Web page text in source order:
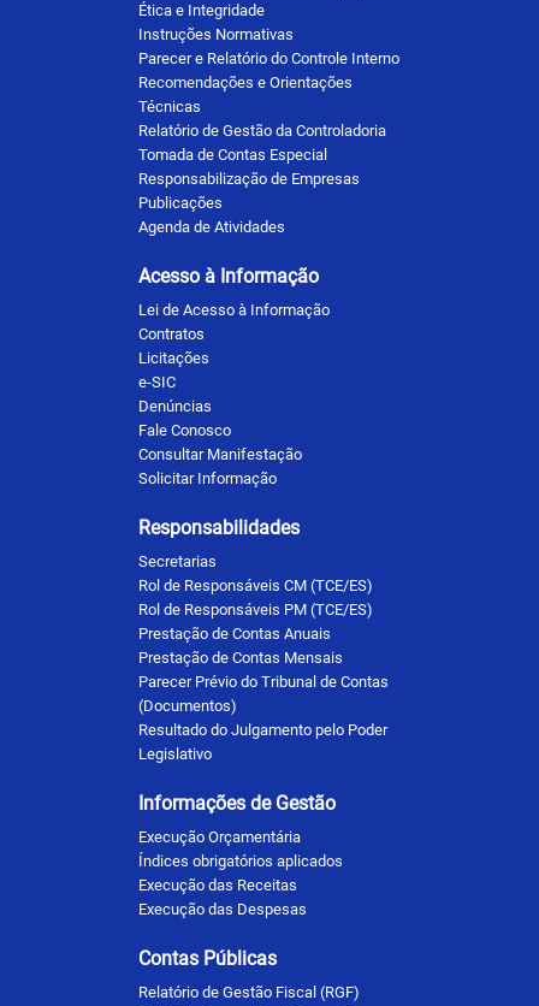
Ética e Integridade
Instruções Normativas
Parecer e Relatório do Controle Interno
Recomendações e Orientações
Técnicas
Relatório de Gestão da Controladoria
Tomada de Contas Especial
Responsabilização de Empresas
Publicações
Agenda de Atividades
Acesso à Informação
Lei de Acesso à Informação
Contratos
Licitações
e-SIC
Denúncias
Fale Conosco
Consultar Manifestação
Solicitar Informação
Responsabilidades
Secretarias
Rol de Responsáveis CM (TCE/ES)
Rol de Responsáveis PM (TCE/ES)
Prestação de Contas Anuais
Prestação de Contas Mensais
Parecer Prévio do Tribunal de Contas
(Documentos)
Resultado do Julgamento pelo Poder
Legislativo
Informações de Gestão
Execução Orçamentária
Índices obrigatórios aplicados
Execução das Receitas
Execução das Despesas
Contas Públicas
Relatório de Gestão Fiscal (RGF)